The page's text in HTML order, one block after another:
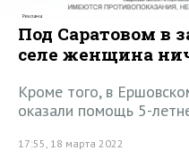
Реклама
Под Саратовом в
селе женщина
Кроме того, в
оказали помощь 5-
17:55, 18 марта 2022